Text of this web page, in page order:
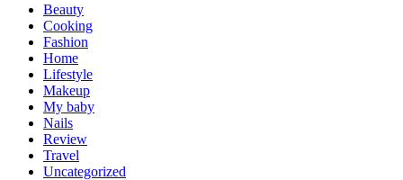
Beauty
Cooking
Fashion
Home
Lifestyle
Makeup
My baby
Nails
Review
Travel
Uncategorized